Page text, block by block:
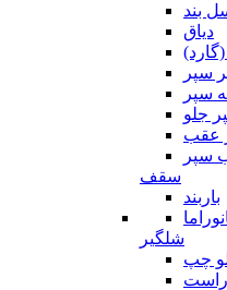
بند
دیاق
سپر
سپر
جلو
عقب
سپر
سقف
باربند
شلگیر
چپ
راست